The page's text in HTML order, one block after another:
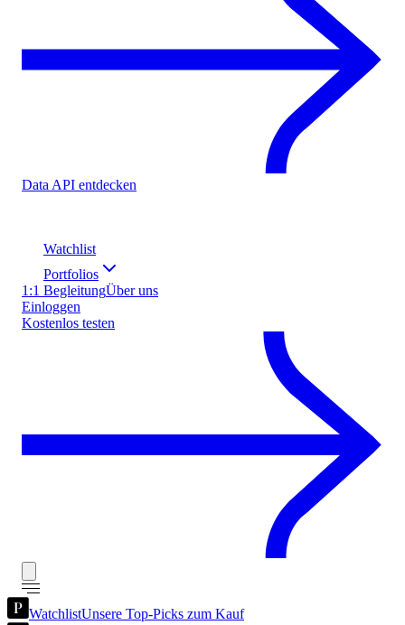
Data API entdecken
Watchlist
Portfolios
1:1 BegleitungÜber uns
Einloggen
Kostenlos testen
WatchlistUnsere Top-Picks zum Kauf